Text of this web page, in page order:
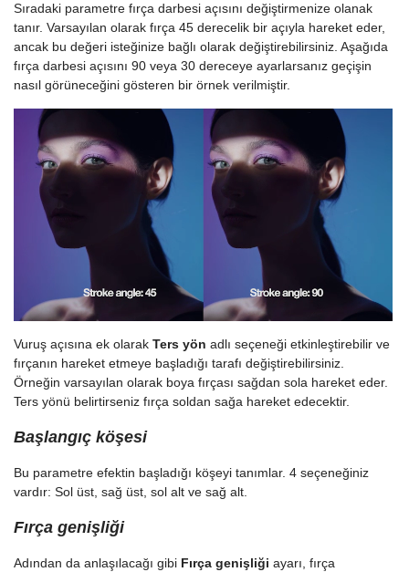
Sıradaki parametre fırça darbesi açısını değiştirmenize olanak
tanır. Varsayılan olarak fırça 45 derecelik bir açıyla hareket eder,
ancak bu değeri isteğinize bağlı olarak değiştirebilirsiniz. Aşağıda
fırça darbesi açısını 90 veya 30 dereceye ayarlarsanız geçişin
nasıl görüneceğini gösteren bir örnek verilmiştir.
Vuruş açısına ek olarak Ters yön adlı seçeneği etkinleştirebilir ve
fırçanın hareket etmeye başladığı tarafı değiştirebilirsiniz.
Örneğin varsayılan olarak boya fırçası sağdan sola hareket eder.
Ters yönü belirtirseniz fırça soldan sağa hareket edecektir.
Başlangıç köşesi
Bu parametre efektin başladığı köşeyi tanımlar. 4 seçeneğiniz
vardır: Sol üst, sağ üst, sol alt ve sağ alt.
Fırça genişliği
Adından da anlaşılacağı gibi Fırça genişliği ayarı, fırça